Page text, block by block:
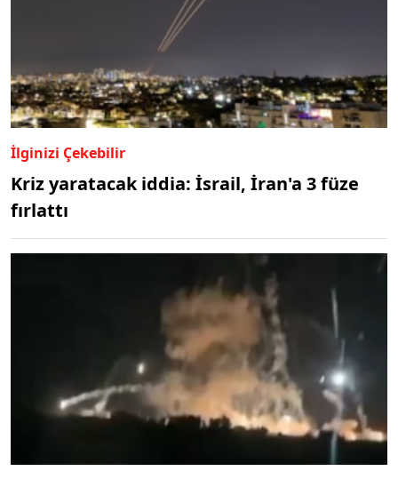
İlginizi Çekebilir
Kriz yaratacak iddia: İsrail, İran'a 3 füze
fırlattı